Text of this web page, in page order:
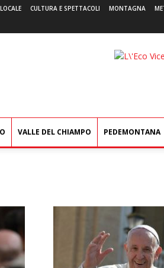
CULTURA E SPETTACOLI MONTAGNA
VALLE DEL CHIAMPO PEDEMONTANA